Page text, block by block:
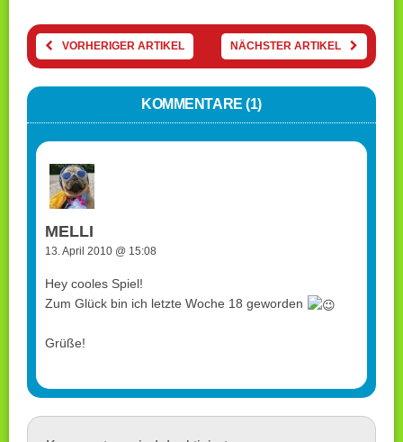
VORHERIGER ARTIKEL NÄCHSTER ARTIKEL
KOMMENTARE (1)
MELLI
13. April 2010 @ 15:08
Hey cooles Spiel!
Zum Glück bin ich letzte Woche 18 geworden
Grüße!